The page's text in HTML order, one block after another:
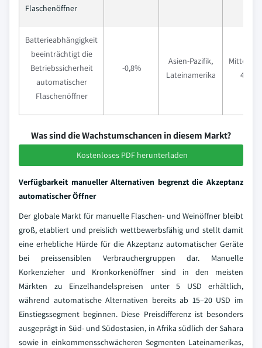
Flaschenöffner
Batterieabhängigkeit
beeinträchtigt die
Betriebssicherheit
automatischer
Flaschenöffner
-0,8%
Asien-Pazifik,
Lateinamerika
4
Was sind die Wachstumschancen in diesem Markt?
Kostenloses PDF herunterladen
Verfügbarkeit manueller Alternativen begrenzt die Akzeptanz
automatischer Öffner
Der globale Markt für manuelle Flaschen- und Weinöffner bleibt
groß, etabliert und preislich wettbewerbsfähig und stellt damit
eine erhebliche Hürde für die Akzeptanz automatischer Geräte
bei preissensiblen Verbrauchergruppen dar. Manuelle
Korkenzieher und Kronkorkenöffner sind in den meisten
Märkten zu Einzelhandelspreisen unter 5 USD erhältlich,
während automatische Alternativen bereits ab 15–20 USD im
Einstiegssegment beginnen. Diese Preisdifferenz ist besonders
ausgeprägt in Süd- und Südostasien, in Afrika südlich der Sahara
sowie in einkommensschwächeren Segmenten Lateinamerikas,